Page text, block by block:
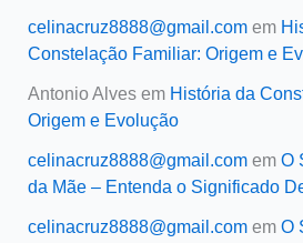
celinacruz8888@gmail.comem
Constelação Familiar: Origem e
Antonio Alvesem História da
Origem e Evolução
celinacruz8888@gmail.comem O
da Mãe – Entenda o Significado
celinacruz8888@gmail.comem O